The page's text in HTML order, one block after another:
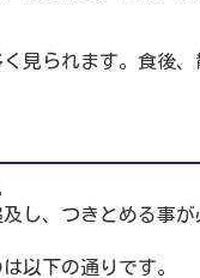
く見られます。食後
し、つきとめる事
以下の通りです。